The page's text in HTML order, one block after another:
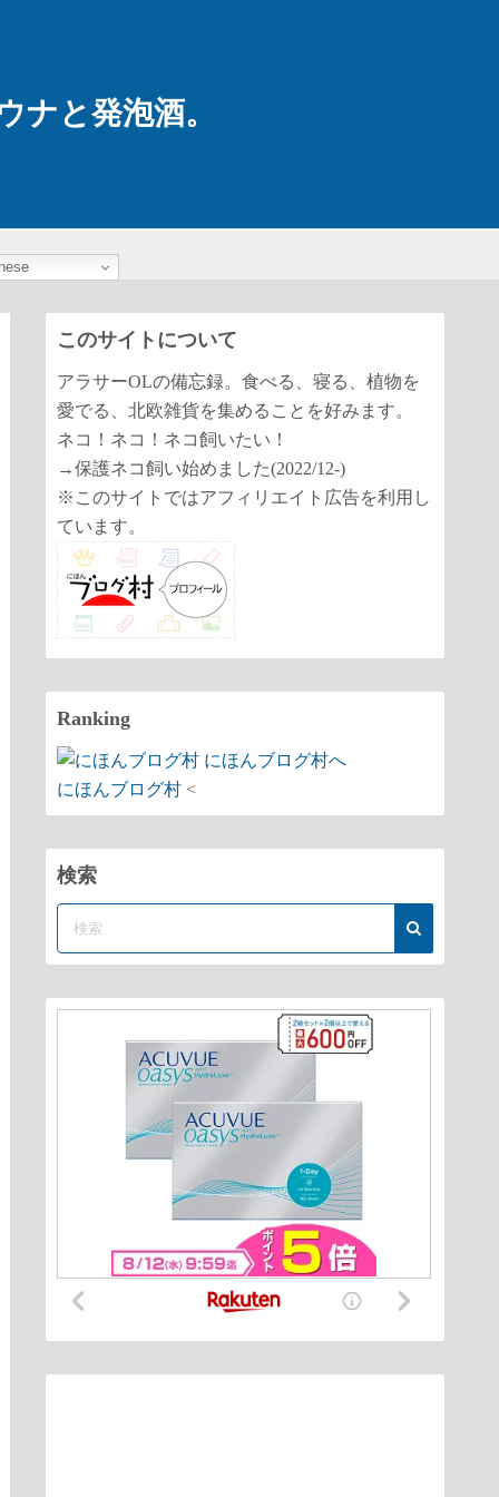
ナと発泡酒。
このサイトについて
アラサーOLの備忘録。食べる、寝る、植物を
愛でる、北欧雑貨を集めることを好みます。
ネコ！ネコ！ネコ飼いたい！
→保護ネコ飼い始めました(2022/12-)
※このサイトではアフィリエイト広告を利用し
ています。
Ranking
にほんブログ村 <
検索